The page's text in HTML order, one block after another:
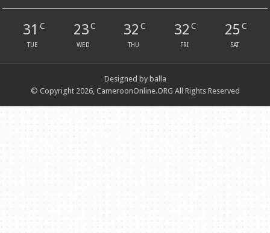
31 C
TUE
23C
WED
32 C
THU
32 C
FRI
25 C
SAT
Designed by balla
© Copyright 2026, CameroonOnline.ORG All Rights Reserved